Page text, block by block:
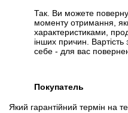
Так. Ви можете
моменту отримання,
характеристиками,
інших причин.
себе - для вас
Покупатель
Який гарантійний термін на